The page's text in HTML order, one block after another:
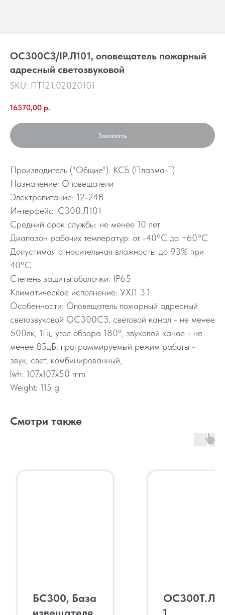
OC300CЗ/IP.Л101, оповещатель пожарный
адресный светозвуковой
SKU: ПТ121.02020101
16570,00 р.
Заказать
Производитель ("Общие"): КСБ (Плазма-Т)
Назначение: Оповещатели
Электропитание: 12-24В
Интерфейс: С300.Л101
Средний срок службы: не менее 10 лет
Диапазон рабочих температур: от -40°C до +60°C
Допустимая относительная влажность: до 93% при
40°C
Степень защиты оболочки: IP65
Климатическое исполнение: УХЛ 3.1.
Особенности: Оповещатель пожарный адресный
светозвуковой ОС300СЗ, световой канал - не менее
500лк, 1Гц, угол обзора 180º, звуковой канал - не
менее 85дБ, программируемый режим работы -
звук, свет, комбинированный,
lwh: 107x107x50 mm
Weight: 115 g
Смотри также
БС300, База